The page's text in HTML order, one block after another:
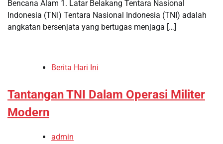
Bencana Alam 1. Latar Belakang Tentara Nasional
Indonesia (TNI) Tentara Nasional Indonesia (TNI) adalah
angkatan bersenjata yang bertugas menjaga […]
Berita Hari Ini
Tantangan TNI Dalam Operasi Militer
Modern
admin